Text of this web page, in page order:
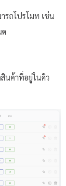
รถโปรโมท เช่น
นค้าที่อยู่ในคิว